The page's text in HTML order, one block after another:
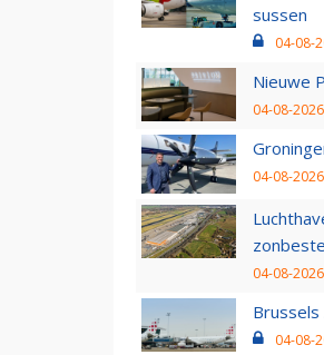
sussen
04-08-
Nieuwe
04-08-
04-08-
04-08-
04-08-